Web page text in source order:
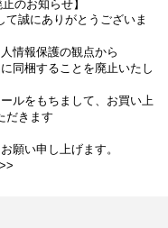
のお知らせ】
誠にありがとうございま
情報保護の観点から
同梱することを廃止いたし
ルをもちまして、お買い上
だきます
願い申し上げます。